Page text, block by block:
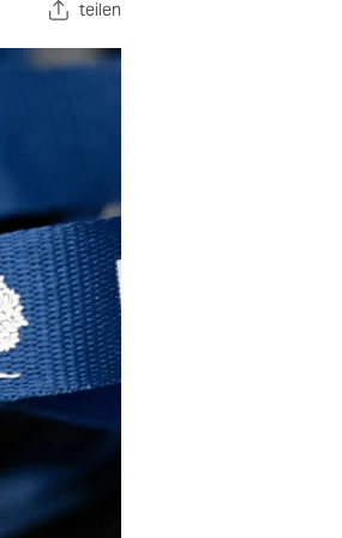
teilen